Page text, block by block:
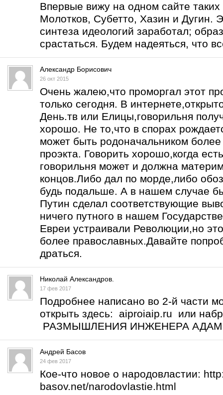
Впервые вижу на одном сайте
Молотков, Субетто, Хазин и Дугин.
синтеза идеологий заработал;
срастаться. Будем надеяться, что
Александр Борисович
26 окт 2015
Очень жалею,что проморгал этот
только сегодня. В
День.тв или Елицы,говорильня
хорошо. Не то,что в спорах
может быть родоначальником более
проэкта. Говорить хорошо,когда
говорильня может и должна
концов.Либо дал по морде,либо
будь подальше. А в нашем случае
Путин сделал соответствующие
ничего путного в нашем
Евреи устраивали Революции,но
более православных.Давайте
драться.
Николай Александров.
17 фев 2017
Подробнее написано во 2-й части
открыть здесь: aiproiaip.ru или
РАЗМЫШЛЕНИЯ ИНЖЕНЕРА
Андрей Басов
24 фев 2017
Кое-что новое о народовластии:
basov.net/narodovlastie.html